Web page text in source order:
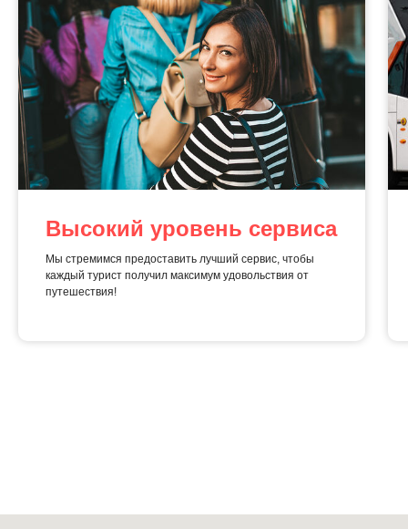
Высокий уровень сервиса
Мы стремимся предоставить лучший сервис, чтобы
каждый турист получил максимум удовольствия от
путешествия!